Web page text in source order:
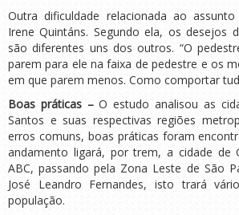
Outra dificuldade relacionada ao
Irene Quintáns. Segundo ela, os desejos
são diferentes uns dos outros. “O
parem para ele na faixa de pedestre e os
em que parem menos. Como comportar
Boas práticas –O estudo analisou as
Santos e suas respectivas regiões
erros comuns, boas práticas foram
andamento ligará, por trem, a cidade de
ABC, passando pela Zona Leste de São
José Leandro Fernandes, isto trará
população.